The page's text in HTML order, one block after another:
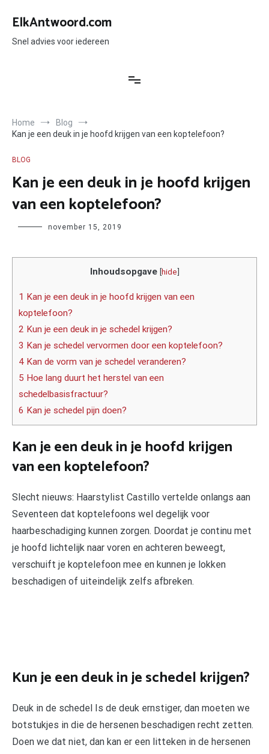
naar
inhoud
ElkAntwoord.com
Snel advies voor iedereen
Home
Blog
Kan je een deuk in je hoofd krijgen van een koptelefoon?
BLOG
Kan je een deuk in je hoofd krijgen
van een koptelefoon?
Author november 15, 2019
Inhoudsopgave [hide]
1 Kan je een deuk in je hoofd krijgen van een
koptelefoon?
2 Kun je een deuk in je schedel krijgen?
3 Kan je schedel vervormen door een koptelefoon?
4 Kan de vorm van je schedel veranderen?
5 Hoe lang duurt het herstel van een
schedelbasisfractuur?
6 Kan je schedel pijn doen?
Kan je een deuk in je hoofd krijgen
van een koptelefoon?
Slecht nieuws: Haarstylist Castillo vertelde onlangs aan
Seventeen dat koptelefoons wel degelijk voor
haarbeschadiging kunnen zorgen. Doordat je continu met
je hoofd lichtelijk naar voren en achteren beweegt,
verschuift je koptelefoon mee en kunnen je lokken
beschadigen of uiteindelijk zelfs afbreken.
Kun je een deuk in je schedel krijgen?
Deuk in de schedel Is de deuk ernstiger, dan moeten we
botstukjes in die de hersenen beschadigen recht zetten.
Doen we dat niet, dan kan er een litteken in de hersenen